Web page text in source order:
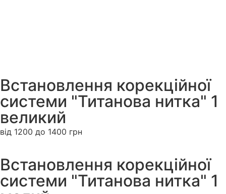
Встановлення корекційної
системи "Титанова нитка" 1
великий
від 1200 до 1400 грн
Встановлення корекційної
системи "Титанова нитка" 1